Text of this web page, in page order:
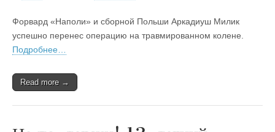
Форвард «Наполи» и сборной Польши Аркадиуш Милик
успешно перенес операцию на травмированном колене.
Подробнее…
Read more →